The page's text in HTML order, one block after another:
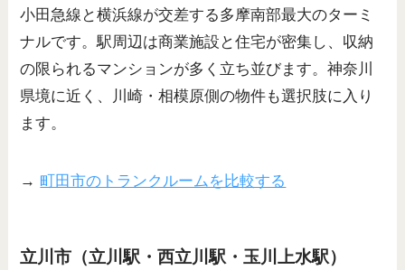
小田急線と横浜線が交差する多摩南部最大のターミ
ナルです。駅周辺は商業施設と住宅が密集し、収納
の限られるマンションが多く立ち並びます。神奈川
県境に近く、川崎・相模原側の物件も選択肢に入り
ます。
→ 町田市のトランクルームを比較する
立川市（立川駅・西立川駅・玉川上水駅）